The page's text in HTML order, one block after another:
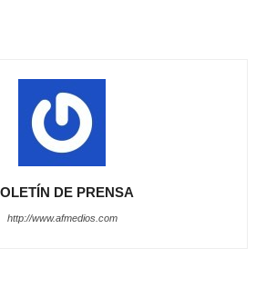
DE PRENSA
http://www.afmedios.com